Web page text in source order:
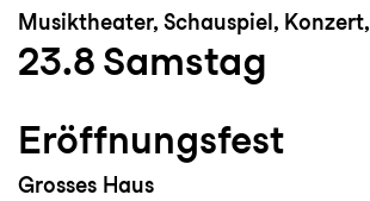
Musiktheater, Schauspiel,
23.8 Samstag
Eröffnungsfest
Grosses Haus